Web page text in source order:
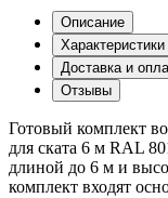
Описание
Характеристики
Доставка и
Отзывы
Готовый комплект
для ската 6 м RAL
длиной до 6 м и
комплект входят